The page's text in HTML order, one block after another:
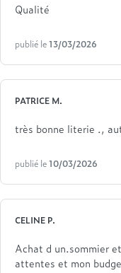
Qualité
publié le13/03/2026
PATRICE M.
très bonne literie .,
publié le10/03/2026
CELINE P.
Achat d un.sommier
attentes et mon